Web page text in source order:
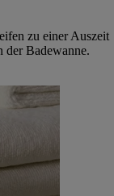
zu einer Auszeit
der Badewanne.